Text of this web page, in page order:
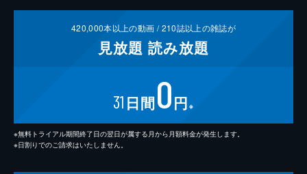
420,000本以上の動画 /210誌以上の雑誌が
見放題 読み放題
31 日間0円 ※
※無料トライアル期間終了日の翌日が属する月から月額料金が発生します。
※日割りでのご請求はいたしません。